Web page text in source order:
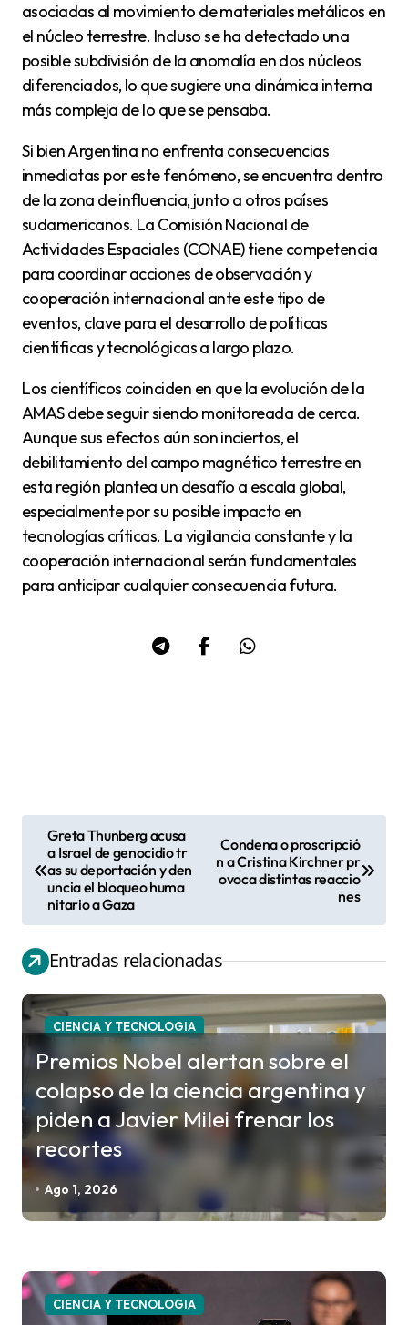
asociadas al movimiento de materiales metálicos en
el núcleo terrestre. Incluso se ha detectado una
posible subdivisión de la anomalía en dos núcleos
diferenciados, lo que sugiere una dinámica interna
más compleja de lo que se pensaba.
Si bien Argentina no enfrenta consecuencias
inmediatas por este fenómeno, se encuentra dentro
de la zona de influencia, junto a otros países
sudamericanos. La Comisión Nacional de
Actividades Espaciales (CONAE) tiene competencia
para coordinar acciones de observación y
cooperación internacional ante este tipo de
eventos, clave para el desarrollo de políticas
científicas y tecnológicas a largo plazo.
Los científicos coinciden en que la evolución de la
AMAS debe seguir siendo monitoreada de cerca.
Aunque sus efectos aún son inciertos, el
debilitamiento del campo magnético terrestre en
esta región plantea un desafío a escala global,
especialmente por su posible impacto en
tecnologías críticas. La vigilancia constante y la
cooperación internacional serán fundamentales
para anticipar cualquier consecuencia futura.
e
g
c
i
ó
n
d
e
e
a
Greta Thunberg acusa
a Israel de genocidio tr
as su deportación y den
uncia el bloqueo huma
nitario a Gaza
Condena o proscripció
n a Cristina Kirchner pr
ovoca distintas reaccio
nes
Entradas relacionadas
CIENCIA Y TECNOLOGIA
Premios Nobel alertan sobre el
colapso de la ciencia argentina y
piden a Javier Milei frenar los
recortes
Ago 1, 2026
CIENCIA Y TECNOLOGIA